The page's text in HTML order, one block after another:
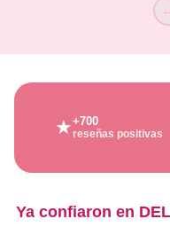
★+700
reseñas positivas
Ya confiaron en